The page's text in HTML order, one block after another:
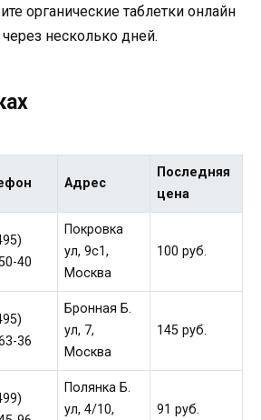
органические таблетки онлайн
несколько дней.
Адрес
Последняя
цена
40
Покровка
ул, 9с1,
Москва
100 руб.
36
Бронная Б.
ул, 7,
Москва
145 руб.
Полянка Б.
ул, 4/10,
91 руб.